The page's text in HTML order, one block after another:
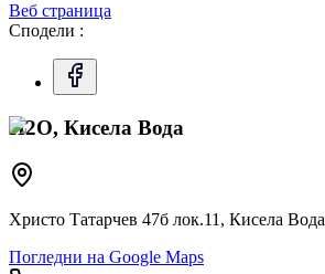
Веб страница
Сподели :
H2O, Кисела Вода
Христо Татарчев 47б лок.11, Кисела Вода
Погледни на Google Maps